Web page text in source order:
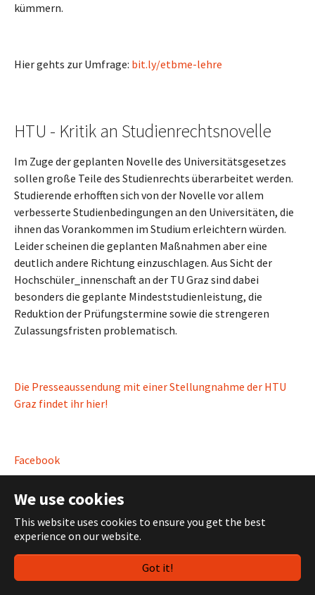
We use cookies
This website uses cookies to ensure you get the best
experience on our website.
Got it!
kümmern.
Hier gehts zur Umfrage: bit.ly/etbme-lehre
HTU - Kritik an Studienrechtsnovelle
Im Zuge der geplanten Novelle des Universitätsgesetzes
sollen große Teile des Studienrechts überarbeitet werden.
Studierende erhofften sich von der Novelle vor allem
verbesserte Studienbedingungen an den Universitäten, die
ihnen das Vorankommen im Studium erleichtern würden.
Leider scheinen die geplanten Maßnahmen aber eine
deutlich andere Richtung einzuschlagen. Aus Sicht der
Hochschüler_innenschaft an der TU Graz sind dabei
besonders die geplante Mindeststudienleistung, die
Reduktion der Prüfungstermine sowie die strengeren
Zulassungsfristen problematisch.
Die Presseaussendung mit einer Stellungnahme der HTU
Graz findet ihr hier!
Facebook
Study Abroad Online Info Session
Show larger version Show larger version